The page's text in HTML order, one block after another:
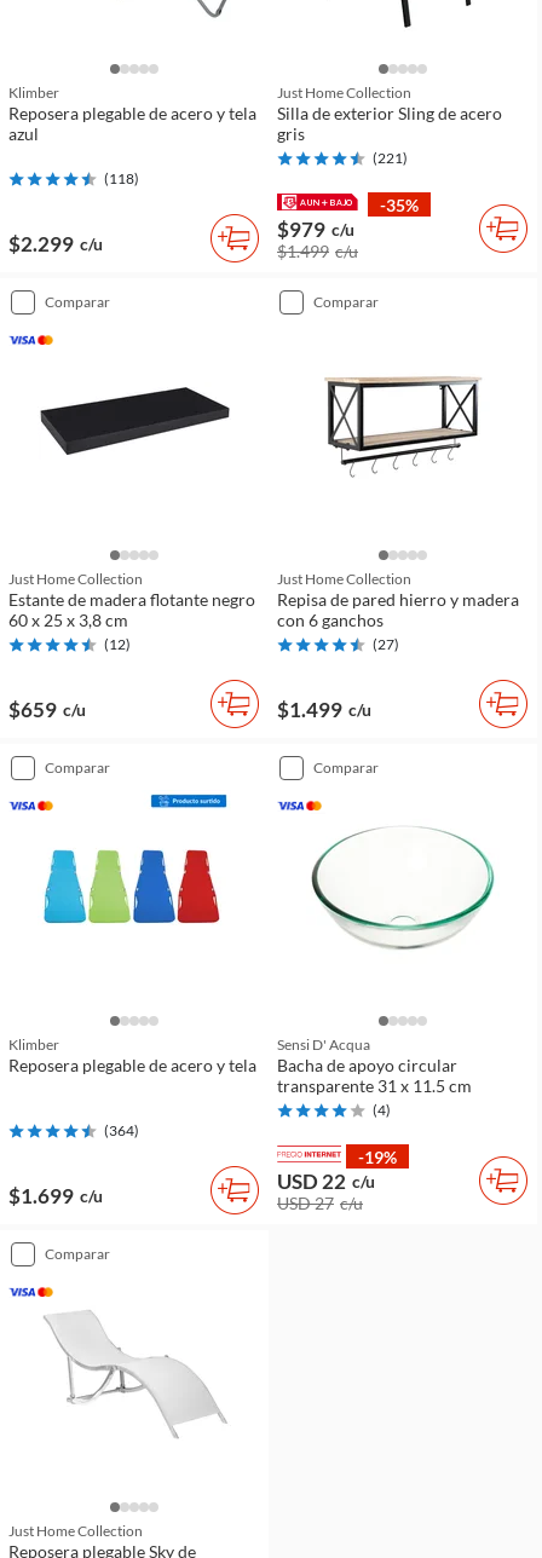
Klimber
Reposera plegable de acero y tela
azul
(118)
$2.299 c/u
Just Home Collection
Silla de exterior Sling de acero
gris
(221)
-35%
$979 c/u
$1.499 c/u
comparar
Just Home Collection
Estante de madera flotante negro
60 x 25 x 3,8 cm
(12)
$659 c/u
comparar
Just Home Collection
Repisa de pared hierro y madera
con 6 ganchos
(27)
$1.499 c/u
comparar
Klimber
Reposera plegable de acero y tela
(364)
$1.699 c/u
comparar
Sensi D' Acqua
Bacha de apoyo circular
transparente 31 x 11.5 cm
(4)
-19%
USD 22 c/u
USD 27 c/u
comparar
Just Home Collection
Reposera plegable Sky de